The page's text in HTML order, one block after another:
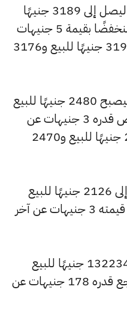
وسجل سعر عيار 18 انخفاضًا ليصل إلى 3189 جنيهًا
للبيع و3171 جنيهًا للشراء، منخفضًا بقيمة 5 جنيهات
عن السعر السابق الذي كان 3193 جنيهًا للبيع و3176
وشهد سعر عيار 14 انخفاضًا ليصبح 2480 جنيهًا للبيع
و2467 جنيهًا للشراء، بانخفاض قدره 3 جنيهات عن
السعر السابق الذي بلغ 2483 جنيهًا للبيع و2470
وانخفض سعر عيار 12 ليصل إلى 2126 جنيهًا للبيع
و2114 جنيهًا للشراء، بتراجعًا قيمته 3 جنيهات عن آخر
وتراجع سعر الاونصة ليسجل 132234 جنيهًا للبيع
و131523 جنيهًا للشراء، بتراجع قدره 178 جنيهات عن